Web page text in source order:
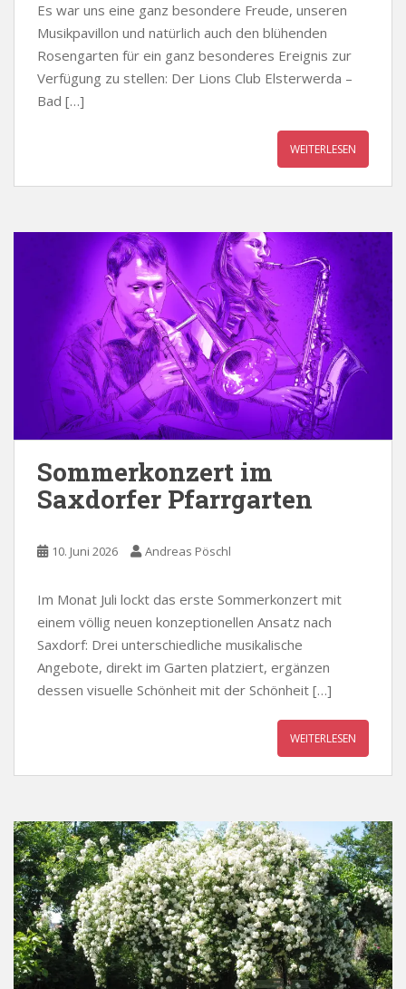
Es war uns eine ganz besondere Freude, unseren
Musikpavillon und natürlich auch den blühenden
Rosengarten für ein ganz besonderes Ereignis zur
Verfügung zu stellen: Der Lions Club Elsterwerda –
Bad […]
WEITERLESEN
Sommerkonzert im
Saxdorfer Pfarrgarten
10. Juni 2026 Andreas Pöschl
Im Monat Juli lockt das erste Sommerkonzert mit
einem völlig neuen konzeptionellen Ansatz nach
Saxdorf: Drei unterschiedliche musikalische
Angebote, direkt im Garten platziert, ergänzen
dessen visuelle Schönheit mit der Schönheit […]
WEITERLESEN